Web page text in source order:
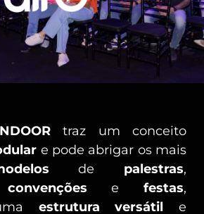
traz um conceito
e pode abrigar os mais
de palestras,
convenções efestas,
estrutura versátil e